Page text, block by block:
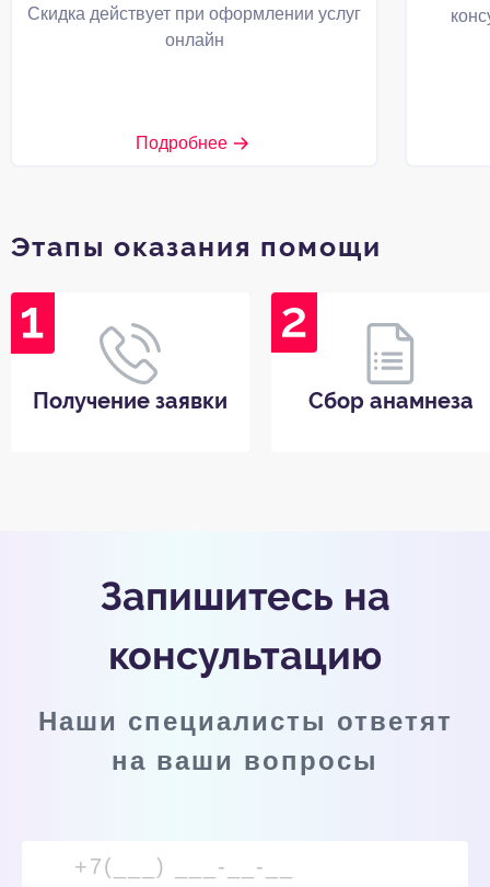
Скидка действует при оформлении услуг
онлайн
Подробнее
Этапы оказания помощи
Получение заявки Сбор анамнеза
Запишитесь на
консультацию
Наши специалисты ответят
на ваши вопросы